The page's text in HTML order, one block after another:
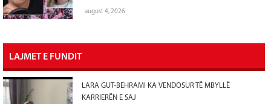
august 4, 2026
LAJMET E FUNDIT
LARA GUT-BEHRAMI KA VENDOSUR TË MBYLLË
KARRIERËN E SAJ